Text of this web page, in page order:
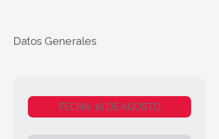
Datos Generales
FECHA: 18 DE AGOSTO